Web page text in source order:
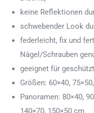
keine Reflektionen
schwebender Look
federleicht, fix und
Nägel/Schrauben
geeignet für
Größen: 60×40,
Panoramen: 80×40,